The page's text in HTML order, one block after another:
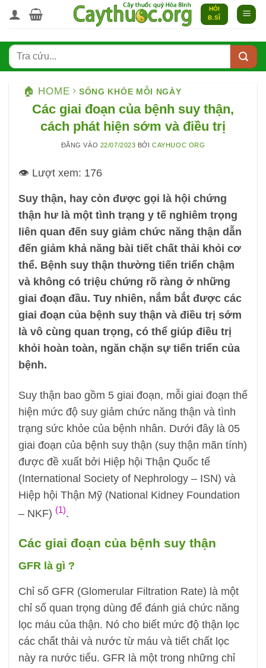
qua
dung
HỎI
B.SĨ
🏠 HOME SỐNG KHỎE MỖI NGÀY
Các giai đoạn của bệnh suy thận,
cách phát hiện sớm và điều trị
ĐĂNG VÀO 22/07/2023 BỞICAYHUOC ORG
👁️ Lượt xem: 176
Suy thận, hay còn được gọi là hội chứng
thận hư là một tình trạng y tế nghiêm trọng
liên quan đến suy giảm chức năng thận dẫn
đến giảm khả năng bài tiết chất thải khỏi cơ
thể. Bệnh suy thận thường tiến triển chậm
và không có triệu chứng rõ ràng ở những
giai đoạn đầu. Tuy nhiên, nắm bắt được các
giai đoạn của bệnh suy thận và điều trị sớm
là vô cùng quan trọng, có thể giúp điều trị
khỏi hoàn toàn, ngăn chặn sự tiến triển của
bệnh.
Suy thận bao gồm 5 giai đoạn, mỗi giai đoạn thể
hiện mức độ suy giảm chức năng thận và tình
trạng sức khỏe của bệnh nhân. Dưới đây là 05
giai đoạn của bệnh suy thận (suy thận mãn tính)
được đề xuất bởi Hiệp hội Thận Quốc tế
(International Society of Nephrology – ISN) và
Hiệp hội Thận Mỹ (National Kidney Foundation
– NKF) (1).
Các giai đoạn của bệnh suy thận
GFR là gì ?
Chỉ số GFR (Glomerular Filtration Rate) là một
chỉ số quan trọng dùng để đánh giá chức năng
lọc máu của thận. Nó cho biết mức độ thận lọc
các chất thải và nước từ máu và tiết chất lọc
này ra nước tiểu. GFR là một trong những chỉ